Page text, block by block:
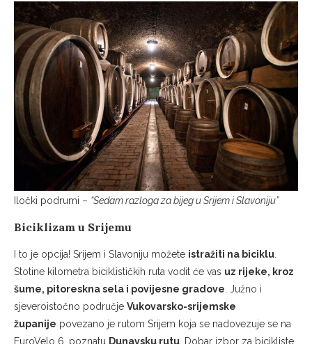
Iločki podrumi – “Sedam razloga za bijeg u Srijem i Slavoniju”
Biciklizam u Srijemu
I to je opcija! Srijem i Slavoniju možete istražiti na biciklu.
Stotine kilometra biciklističkih ruta vodit će vas uz rijeke, kroz
šume, pitoreskna sela i povijesne gradove. Južno i
sjeveroistočno područje Vukovarsko-srijemske
županije povezano je rutom Srijem koja se nadovezuje se na
EuroVelo 6, poznatu Dunavsku rutu. Dobar izbor za bicikliste.